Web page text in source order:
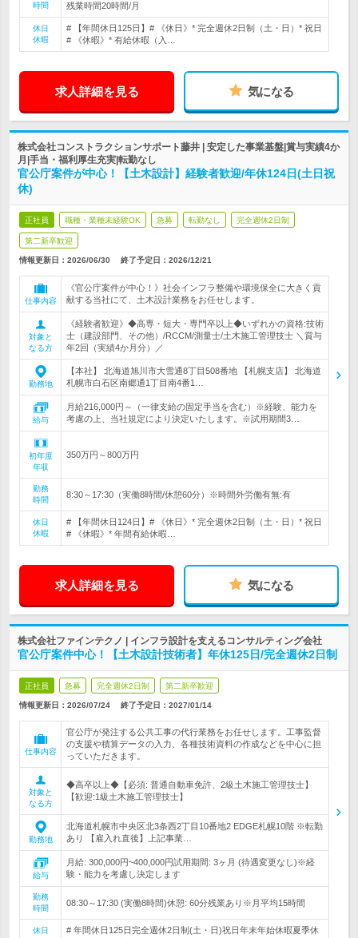
時間
残業時間20時間/月
休日
休暇
# 【年間休日125日】# 《休日》* 完全週休2日制（土・日）* 祝日
# 《休暇》* 有給休暇（入…
求人詳細を見る 気になる
株式会社コンストラクションサポート藤井 | 安定した事業基盤|賞与実績4か
月|手当・福利厚生充実|転勤なし
官公庁案件が中心！【土木設計】経験者歓迎/年休124日(土日祝
休)
正社員 職種・業種未経験OK 急募 転勤なし 完全週休2日制
第二新卒歓迎
情報更新日：2026/06/30 終了予定日： 2026/12/21
仕事内容
《官公庁案件が中心！》社会インフラ整備や環境保全に大きく貢
献する当社にて、土木設計業務をお任せします。
対象と
なる方
《経験者歓迎》◆高専・短大・専門卒以上◆いずれかの資格:技術
士（建設部門、その他）/RCCM/測量士/土木施工管理技士 ＼賞与
年2回（実績4か月分）／
勤務地
【本社】 北海道旭川市大雪通8丁目508番地 【札幌支店】 北海道
札幌市白石区南郷通1丁目南4番1…
給与
月給216,000円～（一律支給の固定手当を含む）※経験、能力を
考慮の上、当社規定により決定いたします。※試用期間3…
初年度
年収
350万円～800万円
勤務
時間
8:30～17:30（実働8時間/休憩60分）※時間外労働有無:有
休日
休暇
# 【年間休日124日】# 《休日》* 完全週休2日制（土・日）* 祝日
# 《休暇》* 年間有給休暇…
求人詳細を見る 気になる
株式会社ファインテクノ | インフラ設計を支えるコンサルティング会社
官公庁案件中心！【土木設計技術者】年休125日/完全週休2日制
正社員 急募 完全週休2日制 第二新卒歓迎
情報更新日：2026/07/24 終了予定日： 2027/01/14
仕事内容
官公庁が発注する公共工事の代行業務をお任せします。工事監督
の支援や積算データの入力、各種技術資料の作成などを中心に担
っていただきます。
対象と
なる方
◆高卒以上◆【必須: 普通自動車免許、2級土木施工管理技士】
【歓迎:1級土木施工管理技士】
勤務地
北海道札幌市中央区北3条西2丁目10番地2 EDGE札幌10階 ※転勤
あり 【雇入れ直後】上記事業…
給与
月給: 300,000円~400,000円試用期間: 3ヶ月 (待遇変更なし)※経
験・能力を考慮し決定します
勤務
時間
08:30～17:30 (実働8時間)休憩: 60分残業あり※月平均15時間
休日
# 年間休日125日完全週休2日制(土・日)祝日年末年始休暇夏季休